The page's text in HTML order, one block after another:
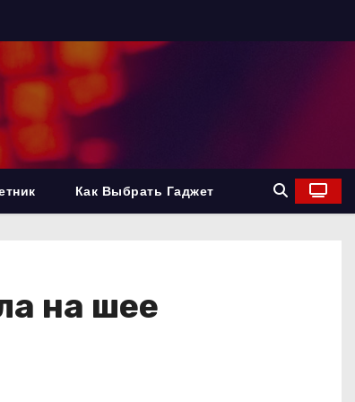
Как Выбрать Гаджет
на шее